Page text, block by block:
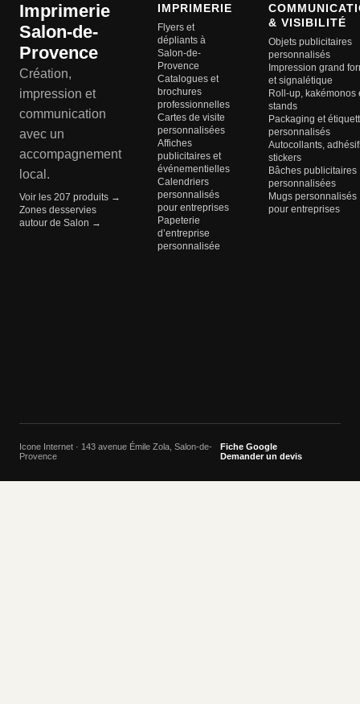
Imprimerie
Salon-de-
Provence
Création,
impression et
communication
avec un
accompagnement
local.
Voir les 207 produits →
Zones desservies
autour de Salon →
IMPRIMERIE
Flyers et
dépliants à
Salon-de-
Provence
Catalogues et
brochures
professionnelles
Cartes de visite
personnalisées
Affiches
publicitaires et
événementielles
Calendriers
personnalisés
pour entreprises
Papeterie
d’entreprise
personnalisée
& VISIBILITÉ
Objets publicitaires
personnalisés
Impression grand
et signalétique
Roll-up, kakémonos
stands
Packaging et
personnalisés
Autocollants,
stickers
Bâches publicitaires
personnalisées
Mugs personnalisés
pour entreprises
Icone Internet · 143 avenue Émile Zola, Salon-de-
Provence
Fiche Google
Demander un devis